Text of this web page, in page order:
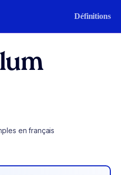
Définitions
en français